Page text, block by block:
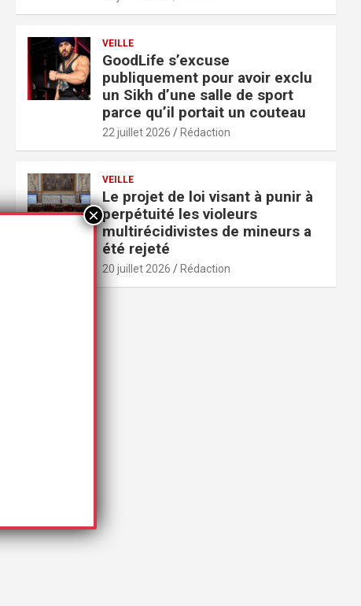
VEILLE
GoodLife s’excuse
publiquement pour avoir exclu
un Sikh d’une salle de sport
parce qu’il portait un couteau
22 juillet 2026 Rédaction
VEILLE
Le projet de loi visant à punir à
perpétuité les violeurs
multirécidivistes de mineurs a
été rejeté
20 juillet 2026 Rédaction